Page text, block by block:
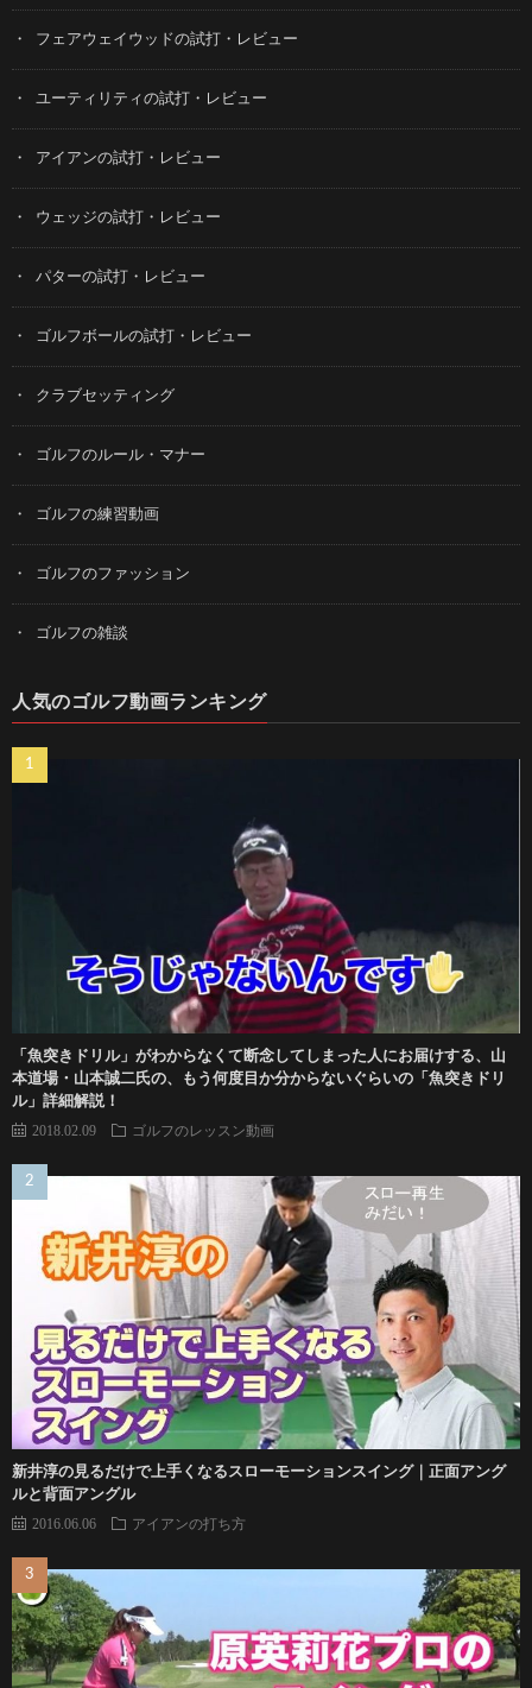
フェアウェイウッドの試打・レビュー
ユーティリティの試打・レビュー
アイアンの試打・レビュー
ウェッジの試打・レビュー
パターの試打・レビュー
ゴルフボールの試打・レビュー
クラブセッティング
ゴルフのルール・マナー
ゴルフの練習動画
ゴルフのファッション
ゴルフの雑談
人気のゴルフ動画ランキング
「魚突きドリル」がわからなくて断念してしまった人にお届けする、山
本道場・山本誠二氏の、もう何度目か分からないぐらいの「魚突きドリ
ル」詳細解説！
2018.02.09 ゴルフのレッスン動画
新井淳の見るだけで上手くなるスローモーションスイング｜正面アング
ルと背面アングル
2016.06.06 アイアンの打ち方